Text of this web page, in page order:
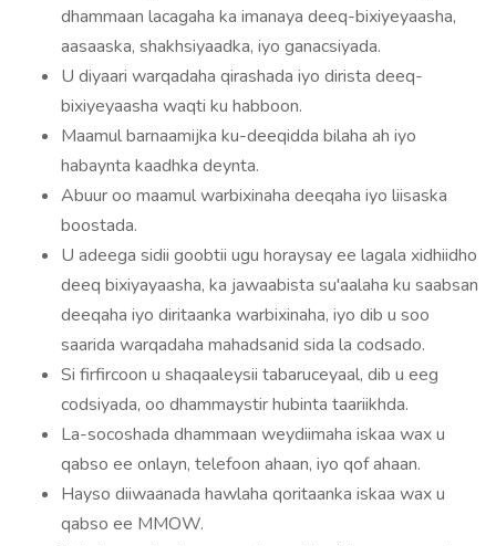
dhammaan lacagaha ka imanaya deeq-bixiyeyaasha,
aasaaska, shakhsiyaadka, iyo ganacsiyada.
U diyaari warqadaha qirashada iyo dirista deeq-
bixiyeyaasha waqti ku habboon.
Maamul barnaamijka ku-deeqidda bilaha ah iyo
habaynta kaadhka deynta.
Abuur oo maamul warbixinaha deeqaha iyo liisaska
boostada.
U adeega sidii goobtii ugu horaysay ee lagala xidhiidho
deeq bixiyayaasha, ka jawaabista su'aalaha ku saabsan
deeqaha iyo diritaanka warbixinaha, iyo dib u soo
saarida warqadaha mahadsanid sida la codsado.
Si firfircoon u shaqaaleysii tabaruceyaal, dib u eeg
codsiyada, oo dhammaystir hubinta taariikhda.
La-socoshada dhammaan weydiimaha iskaa wax u
qabso ee onlayn, telefoon ahaan, iyo qof ahaan.
Hayso diiwaanada hawlaha qoritaanka iskaa wax u
qabso ee MMOW.